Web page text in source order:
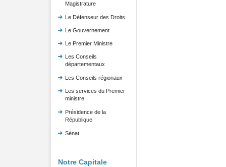
Magistrature
Le Défenseur des Droits
Le Gouvernement
Le Premier Ministre
Les Conseils
départementaux
Les Conseils régionaux
Les services du Premier
ministre
Présidence de la
République
Sénat
Notre Capitale